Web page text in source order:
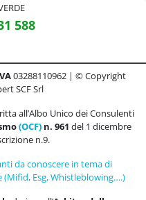
588
03288110962 | © Copyright
SCF Srl
all’Albo Unico dei Consulenti
(OCF)n. 961 del 1 dicembre
n.9.
da conoscere in tema di
Esg, Whistleblowing….)